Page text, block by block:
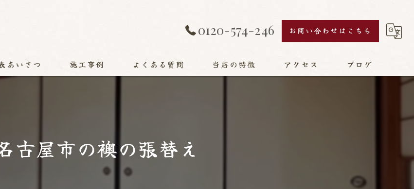
0120-574-246 お問い合わせはこちら
あいさつ 施工事例 よくある質問 当店の特徴 アクセス ブログ
古屋市の襖の張替え